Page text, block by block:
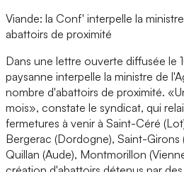
Viande: la Conf' interpelle la
abattoirs de proximité
Dans une lettre ouverte diffusée le
paysanne interpelle la ministre de
nombre d'abattoirs de proximité.
mois», constate le syndicat, qui
fermetures à venir à Saint-Céré
Bergerac (Dordogne), Saint-Girons
Quillan (Aude), Montmorillon